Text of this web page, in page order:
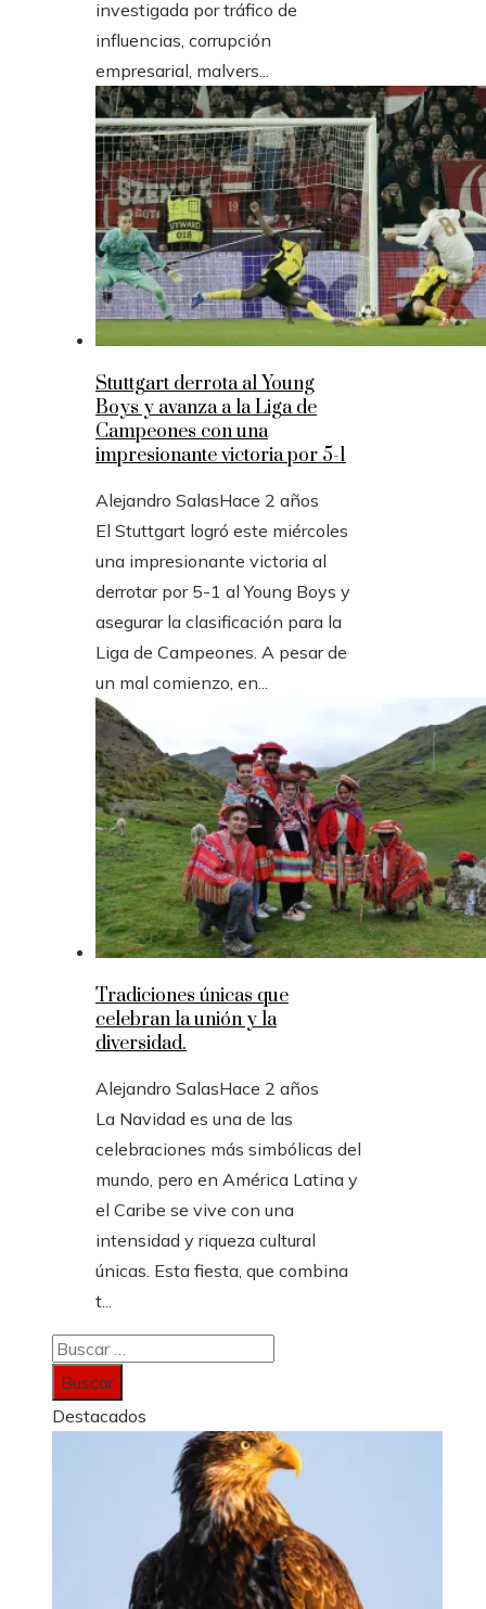
investigada por tráfico de
influencias, corrupción
empresarial, malvers...
Stuttgart derrota al Young
Boys y avanza a la Liga de
Campeones con una
impresionante victoria por 5-1
Alejandro SalasHace 2 años
El Stuttgart logró este miércoles
una impresionante victoria al
derrotar por 5-1 al Young Boys y
asegurar la clasificación para la
Liga de Campeones. A pesar de
un mal comienzo, en...
Tradiciones únicas que
celebran la unión y la
diversidad.
Alejandro SalasHace 2 años
La Navidad es una de las
celebraciones más simbólicas del
mundo, pero en América Latina y
el Caribe se vive con una
intensidad y riqueza cultural
únicas. Esta fiesta, que combina
t...
Buscar:
Destacados